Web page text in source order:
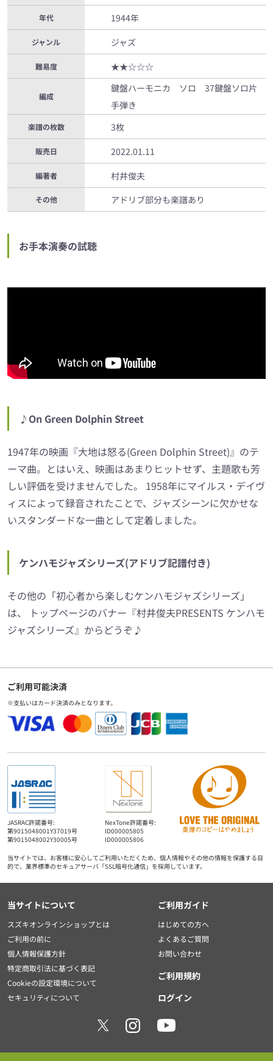
年代 1944年
ジャンル ジャズ
難易度 ★★☆☆☆
編成
鍵盤ハーモニカ ソロ 37鍵盤ソロ片
手弾き
楽譜の枚数 3枚
販売日 2022.01.11
編著者 村井俊夫
その他 アドリブ部分も楽譜あり
お手本演奏の試聴
♪On Green Dolphin Street
1947年の映画『大地は怒る(Green Dolphin Street)』のテ
ーマ曲。とはいえ、映画はあまりヒットせず、主題歌も芳
しい評価を受けませんでした。 1958年にマイルス・デイヴ
ィスによって録音されたことで、ジャズシーンに欠かせな
いスタンダードな一曲として定着しました。
ケンハモジャズシリーズ(アドリブ記譜付き)
その他の「初心者から楽しむケンハモジャズシリーズ」
は、 トップページのバナー『村井俊夫PRESENTS ケンハモ
ジャズシリーズ』からどうぞ♪
ご利用可能決済
※支払いはカード決済のみとなります。
JASRAC許諾番号:
第9015048001Y37019号
第9015048002Y30005号
NexTone許諾番号:
ID000005805
ID000005806
当サイトでは、お客様に安心してご利用いただくため、個人情報やその他の情報を保護する目
的で、業界標準のセキュアサーバ「SSL暗号化通信」を採用しています。
当サイトについて
スズキオンラインショップとは
ご利用の前に
個人情報保護方針
特定商取引法に基づく表記
Cookieの設定環境について
セキュリティについて
ご利用ガイド
はじめての方へ
よくあるご質問
お問い合わせ
ご利用規約
ログイン